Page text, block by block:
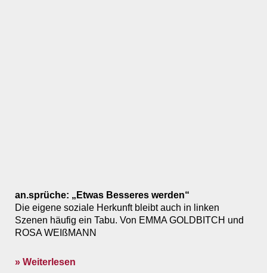
an.sprüche: „Etwas Besseres werden“
Die eigene soziale Herkunft bleibt auch in linken
Szenen häufig ein Tabu. Von EMMA GOLDBITCH und
ROSA WEIßMANN
» Weiterlesen